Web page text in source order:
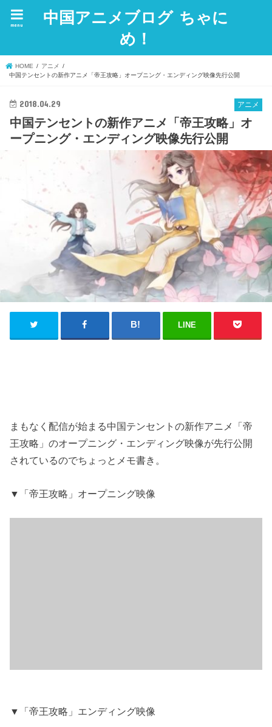
中国アニメブログ ちゃに
め！
menu
HOME
アニメ
中国テンセントの新作アニメ「帝王攻略」オープニング・エンディング映像先行公開
アニメ
2018.04.29
中国テンセントの新作アニメ「帝王攻略」オ
ープニング・エンディング映像先行公開
LINE
まもなく配信が始まる中国テンセントの新作アニメ「帝
王攻略」のオープニング・エンディング映像が先行公開
されているのでちょっとメモ書き。
▼「帝王攻略」オープニング映像
▼「帝王攻略」エンディング映像